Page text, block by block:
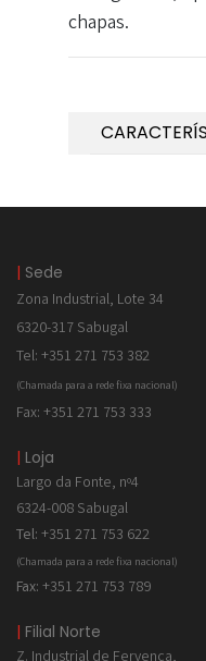
chapas.
| Sede
Zona Industrial, Lote 34
6320-317 Sabugal
Tel: +351 271 753 382
(Chamada para a rede fixa nacional)
Fax: +351 271 753 333
| Loja
Largo da Fonte, nº4
6324-008 Sabugal
Tel: +351 271 753 622
(Chamada para a rede fixa nacional)
Fax: +351 271 753 789
| Filial Norte